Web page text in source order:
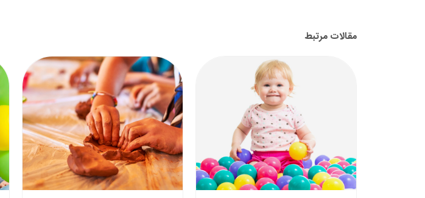
مقالات مرتبط